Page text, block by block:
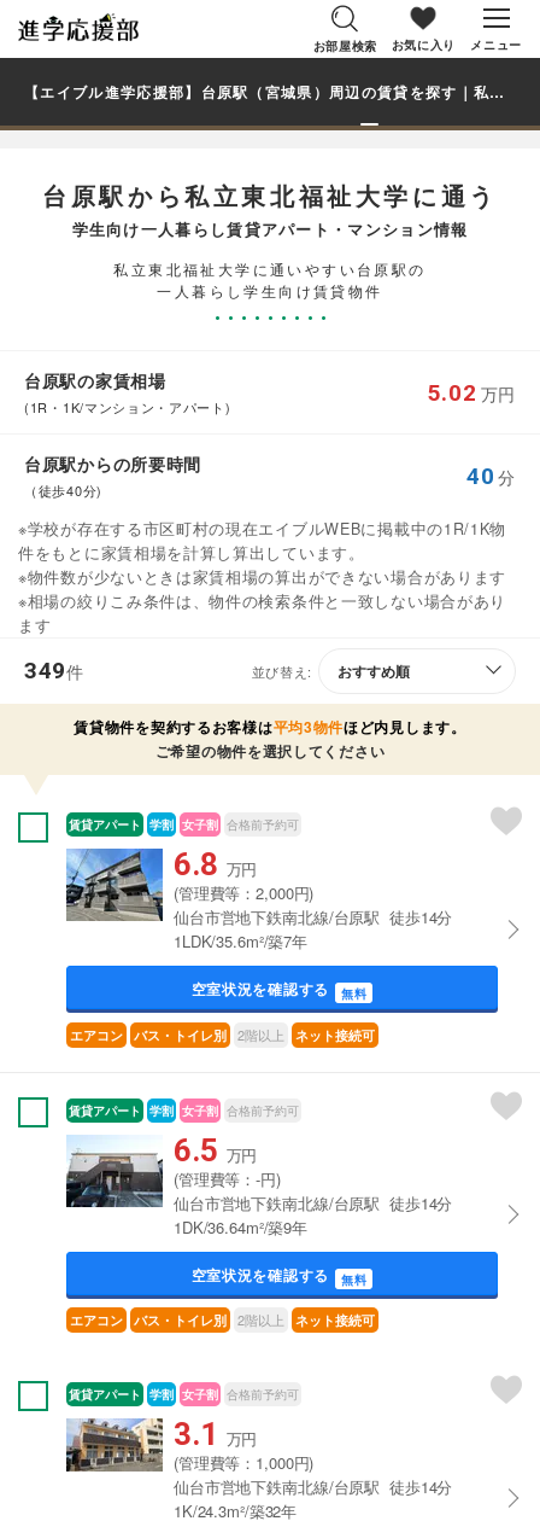
お部屋検索 お気に入り メニュー
【エイブル進学応援部】台原駅（宮城県）周辺の賃貸を探す｜私立東北福祉大学学生・大学生の一人暮らし向け賃貸マンション・アパート
台原駅から私立東北福祉大学に通う
学生向け一人暮らし賃貸アパート・マンション情報
私立東北福祉大学に通いやすい台原駅の
一人暮らし学生向け賃貸物件
台原駅の家賃相場
(1R・1K/マンション・アパート)
5.02 万円
台原駅からの所要時間
（徒歩40分)
40 分
※学校が存在する市区町村の現在エイブルWEBに掲載中の1R/1K物
件をもとに家賃相場を計算し算出しています。
※物件数が少ないときは家賃相場の算出ができない場合があります
※相場の絞りこみ条件は、物件の検索条件と一致しない場合があり
ます
349件 並び替え:
賃貸物件を契約するお客様は平均3物件ほど内見します。
ご希望の物件を選択してください
賃貸アパート 学割 女子割 合格前予約可
6.8 万円
(管理費等：2,000円)
仙台市営地下鉄南北線/台原駅 徒歩14分
1LDK/35.6m²/築7年
空室状況を確認する 無料
エアコン バス・トイレ別 2階以上 ネット接続可
賃貸アパート 学割 女子割 合格前予約可
6.5 万円
(管理費等：-円)
仙台市営地下鉄南北線/台原駅 徒歩14分
1DK/36.64m²/築9年
空室状況を確認する 無料
エアコン バス・トイレ別 2階以上 ネット接続可
賃貸アパート 学割 女子割 合格前予約可
3.1 万円
(管理費等：1,000円)
仙台市営地下鉄南北線/台原駅 徒歩14分
1K/24.3m²/築32年